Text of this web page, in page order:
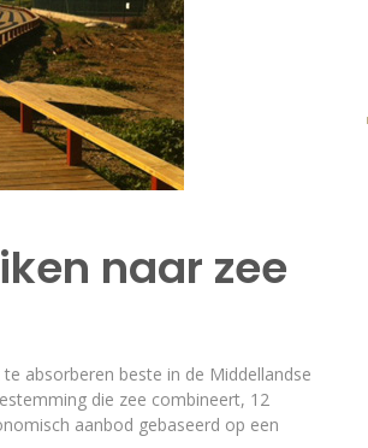
naar zee
absorberen beste in de Middellandse
die zee combineert, 12
aanbod gebaseerd op een